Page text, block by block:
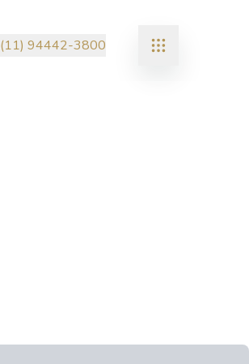
(11) 94442-3800